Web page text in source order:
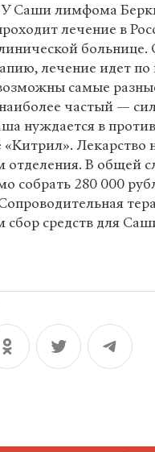
У Саши лимфома
лечение в
лечение идет по
самые
частый —
нуждается в
«Китрил».
отделения. В общей
собрать 280 000
сбор средств для